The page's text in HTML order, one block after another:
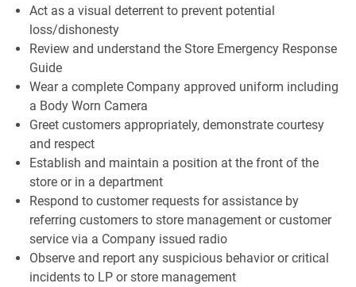
Act as a visual deterrent to prevent potential
loss/dishonesty
Review and understand the Store Emergency Response
Guide
Wear a complete Company approved uniform including
a Body Worn Camera
Greet customers appropriately, demonstrate courtesy
and respect
Establish and maintain a position at the front of the
store or in a department
Respond to customer requests for assistance by
referring customers to store management or customer
service via a Company issued radio
Observe and report any suspicious behavior or critical
incidents to LP or store management